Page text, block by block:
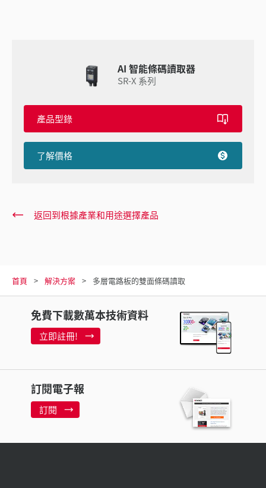
AI 智能條碼讀取器
SR-X 系列
產品型錄
了解價格
返回到根據產業和用途選擇產品
首頁 解決方案 多層電路板的雙面條碼讀取
免費下載數萬本技術資料
立即註冊!
訂閱電子報
訂閱